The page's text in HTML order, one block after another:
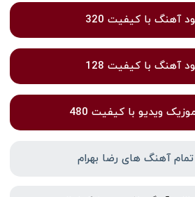
آهنگ با کیفیت 320
آهنگ با کیفیت 128
ویدیو با کیفیت 480
تمام آهنگ های رضا بهرام